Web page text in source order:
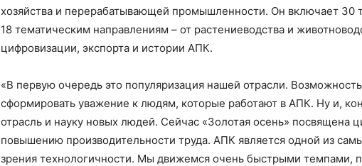
хозяйства и перерабатывающей промышленности. Он включает 30
18 тематическим направлениям – от растениеводства и
цифровизации, экспорта и истории АПК.
«В первую очередь это популяризация нашей отрасли. Возможность
сформировать уважение к людям, которые работают в АПК. Ну и,
отрасль и науку новых людей. Сейчас «Золотая осень» посвящена
повышению производительности труда. АПК является одной из
зрения технологичности. Мы движемся очень быстрыми темпами,